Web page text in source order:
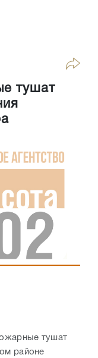
тушат
тушат
районе